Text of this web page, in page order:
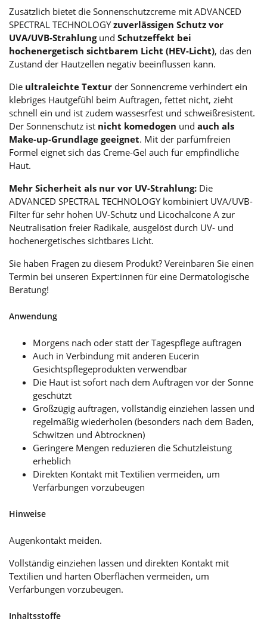
Zusätzlich bietet die Sonnenschutzcreme mit ADVANCED
SPECTRAL TECHNOLOGYzuverlässigen Schutz vor
UVA/UVB-Strahlungund Schutzeffekt bei
hochenergetisch sichtbarem Licht (HEV-Licht), das den
Zustand der Hautzellen negativ beeinflussen kann.
Die ultraleichte Textur der Sonnencreme verhindert ein
klebriges Hautgefühl beim Auftragen, fettet nicht, zieht
schnell ein und ist zudem wassesrfest und schweißresistent.
Der Sonnenschutz ist nicht komedogen und auch als
Make-up-Grundlage geeignet. Mit der parfümfreien
Formel eignet sich das Creme-Gel auch für empfindliche
Haut.
Mehr Sicherheit als nur vor UV-Strahlung: Die
ADVANCED SPECTRAL TECHNOLOGY kombiniert UVA/UVB-
Filter für sehr hohen UV-Schutz und Licochalcone A zur
Neutralisation freier Radikale, ausgelöst durch UV- und
hochenergetisches sichtbares Licht.
Sie haben Fragen zu diesem Produkt? Vereinbaren Sie einen
Termin bei unseren Expert:innen für eine Dermatologische
Beratung!
Anwendung
Morgens nach oder statt der Tagespflege auftragen
Auch in Verbindung mit anderen Eucerin
Gesichtspflegeprodukten verwendbar
Die Haut ist sofort nach dem Auftragen vor der Sonne
geschützt
Großzügig auftragen, vollständig einziehen lassen und
regelmäßig wiederholen (besonders nach dem Baden,
Schwitzen und Abtrocknen)
Geringere Mengen reduzieren die Schutzleistung
erheblich
Direkten Kontakt mit Textilien vermeiden, um
Verfärbungen vorzubeugen
Hinweise
Augenkontakt meiden.
Vollständig einziehen lassen und direkten Kontakt mit
Textilien und harten Oberflächen vermeiden, um
Verfärbungen vorzubeugen.
Inhaltsstoffe